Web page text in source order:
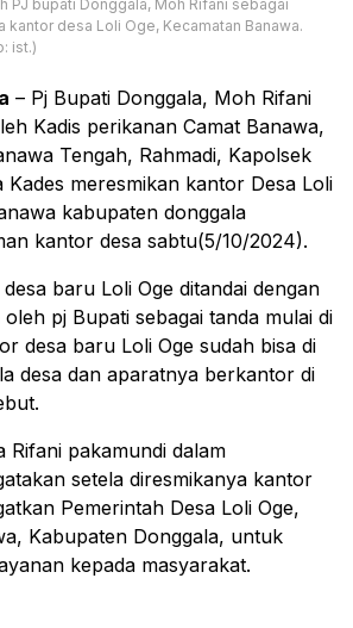
PJ bupati Donggala, Moh Rifani sebagai
kantor desa Loli Oge, Kecamatan Banawa.
ist.)
– Pj Bupati Donggala, Moh Rifani
Kadis perikanan Camat Banawa,
Tengah, Rahmadi, Kapolsek
Kades meresmikan kantor Desa Loli
kabupaten donggala
kantor desa sabtu(5/10/2024).
baru Loli Oge ditandai dengan
pj Bupati sebagai tanda mulai di
desa baru Loli Oge sudah bisa di
desa dan aparatnya berkantor di
Rifani pakamundi dalam
setela diresmikanya kantor
Pemerintah Desa Loli Oge,
Kabupaten Donggala, untuk
kepada masyarakat.